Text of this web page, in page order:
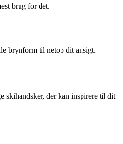
brug for det.
brynform til netop dit ansigt.
skihandsker, der kan inspirere til dit